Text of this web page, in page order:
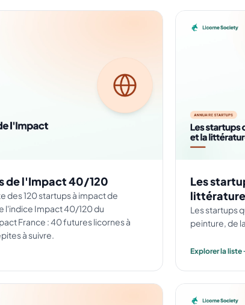
de l'Impact 40/120
des 120 startups à impact de
l'indice Impact 40/120 du
France : 40 futures licornes à
à suivre.
Les
littérature
Les startups
peinture, de
Explorer la liste